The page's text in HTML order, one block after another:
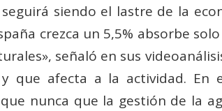
siendo el lastre de la
crezca un 5,5% absorbe
señaló en sus
que afecta a la actividad. En
nunca que la gestión de la